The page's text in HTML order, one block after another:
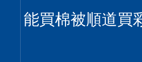
能買棉被順道買